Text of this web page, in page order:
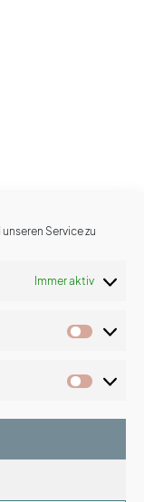
Service zu
Immer aktiv